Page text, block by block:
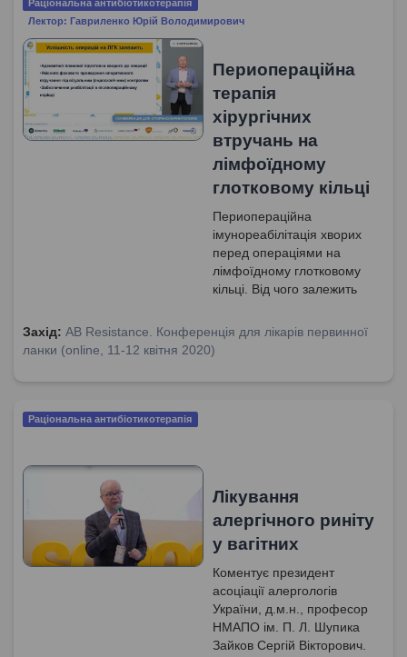
Раціональна антибіотикотерапія
Лектор: Гавриленко Юрій Володимирович
Периопераційна
терапія
хірургічних
втручань на
лімфоїдному
глотковому кільці
Периопераційна
імунореабілітація хворих
перед операціями на
лімфоїдному глотковому
кільці. Від чого залежить
Обстеження дітей перед
операцією на ЛГК.
Захід: AB Resistance. Конференція для лікарів первинної
ланки (online, 11-12 квітня 2020)
Раціональна антибіотикотерапія
Лікування
алергічного риніту
у вагітних
Коментує президент
асоціації алергологів
України, д.м.н., професор
НМАПО ім. П. Л. Шупика
Зайков Сергій Вікторович.